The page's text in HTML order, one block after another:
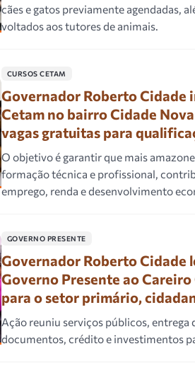
cães e gatos previamente agendadas,
voltados aos tutores de animais.
CURSOS CETAM
Governador Roberto Cidade
Cetam no bairro Cidade
vagas gratuitas para
O objetivo é garantir que mais
formação técnica e profissional,
emprego, renda e desenvolvimento
GOVERNO PRESENTE
Governador Roberto Cidade
Governo Presente ao
para o setor primário,
Ação reuniu serviços públicos, entrega
documentos, crédito e investimentos